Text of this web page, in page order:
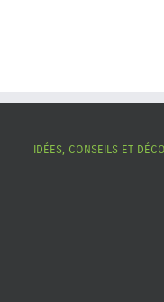
IDÉES, CONSEILS ET